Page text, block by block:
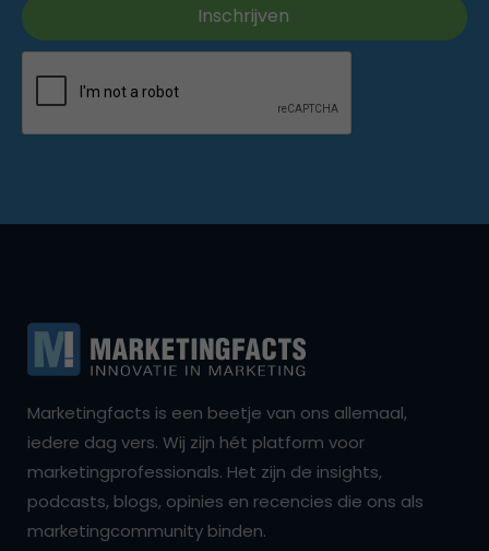
Marketingfacts is een beetje van ons allemaal,
iedere dag vers. Wij zijn hét platform voor
marketingprofessionals. Het zijn de insights,
podcasts, blogs, opinies en recencies die ons als
marketingcommunity binden.